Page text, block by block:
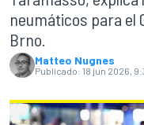
neumáticos para el
Brno.
Matteo Nugnes
Publicado: 18 jun 2026,